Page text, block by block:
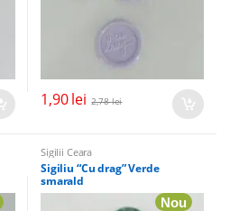
1,90lei 2,78lei
Sigilii Ceara
Sigiliu “Cu drag” Verde
smarald
Nou